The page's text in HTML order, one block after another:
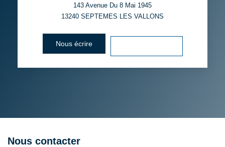
143 Avenue Du 8 Mai 1945
13240 SEPTEMES LES VALLONS
Nous écrire
Nous contacter